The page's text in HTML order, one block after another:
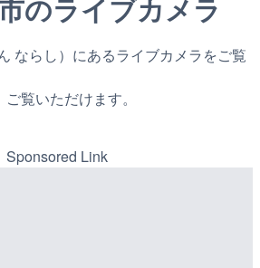
のライブカメラ
ならし）にあるライブカメラをご覧
覧いただけます。
Sponsored Link